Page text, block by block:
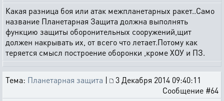
Какая разница боя или атак межпланетарных ракет..Само
название Планетарная Защита должна выполнять
функцию защиты оборонительных сооружений,щит
должен накрывать их, от всего что летает.Потому как
теряется смысл построение оборонки ,кроме ХОУ и ПЗ.
Тема: Планетарная защита |
3 Декабря 2014 09:40:11
Сообщение #64